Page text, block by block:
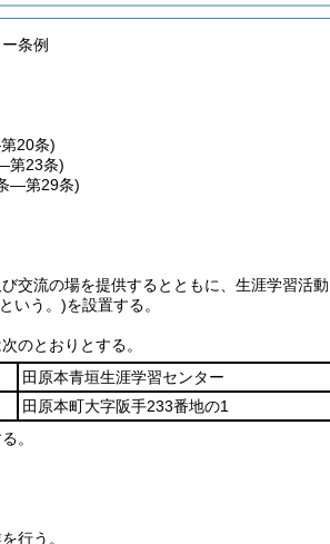
条例
20条)
第23条)
―第29条)
交流の場を提供するとともに、生涯学習活
いう。)を設置する。
のとおりとする。
田原本青垣生涯学習センター
田原本町大字阪手233番地の1
。
行う。